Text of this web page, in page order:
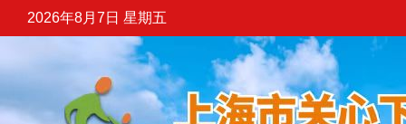
2026年8月7日 星期五